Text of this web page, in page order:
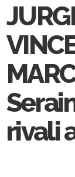
rivali